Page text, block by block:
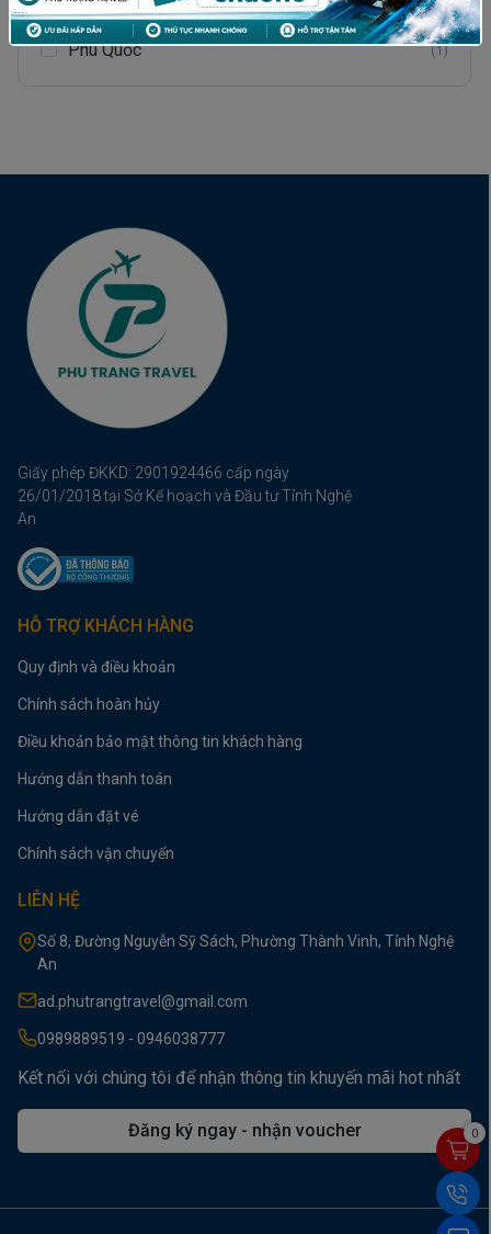
Hà Nội (0)
Phú Quốc (1)
Giấy phép ĐKKD: 2901924466 cấp ngày
26/01/2018 tại Sở Kế hoạch và Đầu tư Tỉnh Nghệ
An
HỖ TRỢ KHÁCH HÀNG
Quy định và điều khoản
Chính sách hoàn hủy
Điều khoản bảo mật thông tin khách hàng
Hướng dẫn thanh toán
Hướng dẫn đặt vé
Chính sách vận chuyển
LIÊN HỆ
Số 8, Đường Nguyễn Sỹ Sách, Phường Thành Vinh, Tỉnh Nghệ
An
ad.phutrangtravel@gmail.com
0989889519 - 0946038777
Kết nối với chúng tôi để nhận thông tin khuyến mãi hot nhất
Đăng ký ngay - nhận voucher 0